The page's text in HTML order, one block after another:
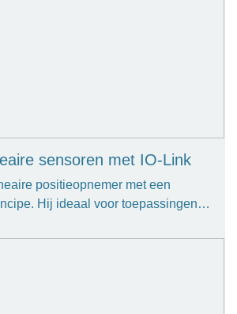
sensoren met IO-Link
positieopnemer met een
Hij ideaal voor toepassingen…